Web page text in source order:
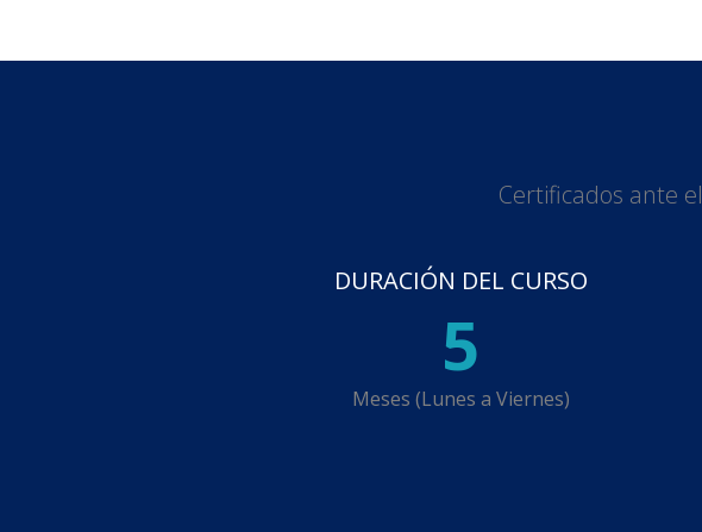
Certificados ante el
DURACIÓN DEL CURSO
5
Meses (Lunes a Viernes)